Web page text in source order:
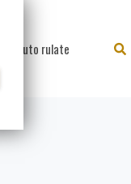
Auto rulate